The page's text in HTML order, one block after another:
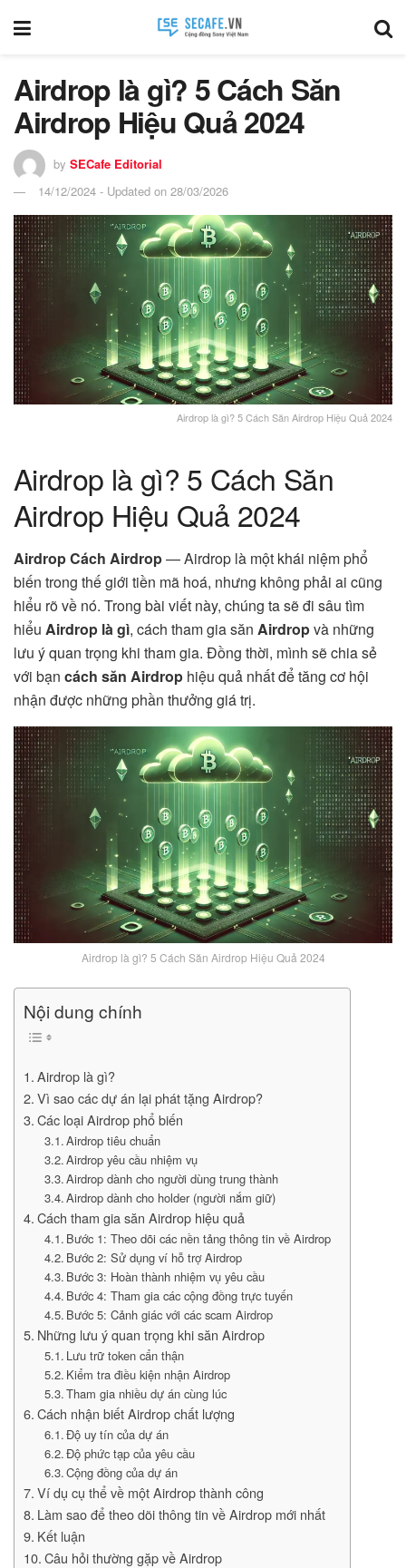
Airdrop là gì? 5 Cách Săn
Airdrop Hiệu Quả 2024
by SECafe Editorial
14/12/2024 - Updated on 28/03/2026
Airdrop là gì? 5 Cách Săn Airdrop Hiệu Quả 2024
Airdrop là gì? 5 Cách Săn
Airdrop Hiệu Quả 2024
Airdrop Cách Airdrop— Airdrop là một khái niệm phổ
biến trong thế giới tiền mã hoá, nhưng không phải ai cũng
hiểu rõ về nó. Trong bài viết này, chúng ta sẽ đi sâu tìm
hiểu Airdrop là gì, cách tham gia săn Airdropvà những
lưu ý quan trọng khi tham gia. Đồng thời, mình sẽ chia sẻ
với bạn cách săn Airdrop hiệu quả nhất để tăng cơ hội
nhận được những phần thưởng giá trị.
Airdrop là gì? 5 Cách Săn Airdrop Hiệu Quả 2024
Nội dung chính
Airdrop là gì?
Vì sao các dự án lại phát tặng Airdrop?
Các loại Airdrop phổ biến
Airdrop tiêu chuẩn
Airdrop yêu cầu nhiệm vụ
Airdrop dành cho người dùng trung thành
Airdrop dành cho holder (người nắm giữ)
Cách tham gia săn Airdrop hiệu quả
Bước 1: Theo dõi các nền tảng thông tin về Airdrop
Bước 2: Sử dụng ví hỗ trợ Airdrop
Bước 3: Hoàn thành nhiệm vụ yêu cầu
Bước 4: Tham gia các cộng đồng trực tuyến
Bước 5: Cảnh giác với các scam Airdrop
Những lưu ý quan trọng khi săn Airdrop
Lưu trữ token cẩn thận
Kiểm tra điều kiện nhận Airdrop
Tham gia nhiều dự án cùng lúc
Cách nhận biết Airdrop chất lượng
Độ uy tín của dự án
Độ phức tạp của yêu cầu
Cộng đồng của dự án
Ví dụ cụ thể về một Airdrop thành công
Làm sao để theo dõi thông tin về Airdrop mới nhất
Kết luận
Câu hỏi thường gặp về Airdrop